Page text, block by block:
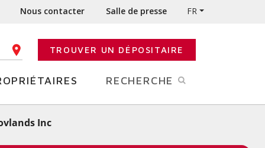
Nous contacter Salle de presse FR
CODE POSTALTROUVER UN DÉPOSITAIRE
RECHERCHE
Inc